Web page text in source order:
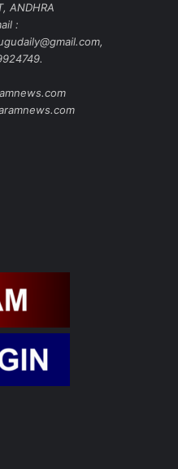
ANDHRA
: